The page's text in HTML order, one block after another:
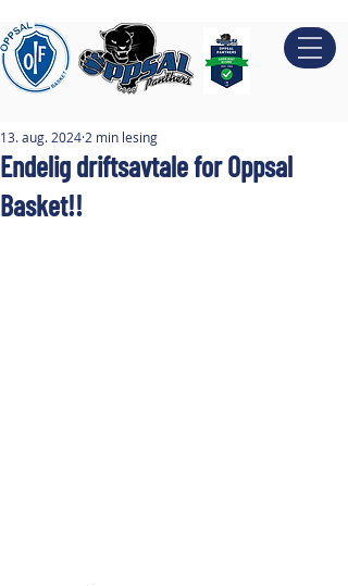
Endelig driftsavtale for Oppsal
Basket!!
13. aug. 2024 2 min lesing